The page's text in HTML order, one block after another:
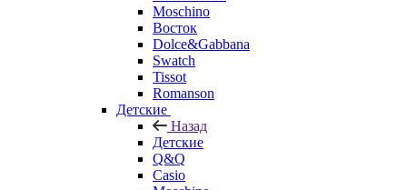
Moschino
Восток
Dolce&Gabbana
Swatch
Tissot
Romanson
Детские
Назад
Детские
Q&Q
Casio